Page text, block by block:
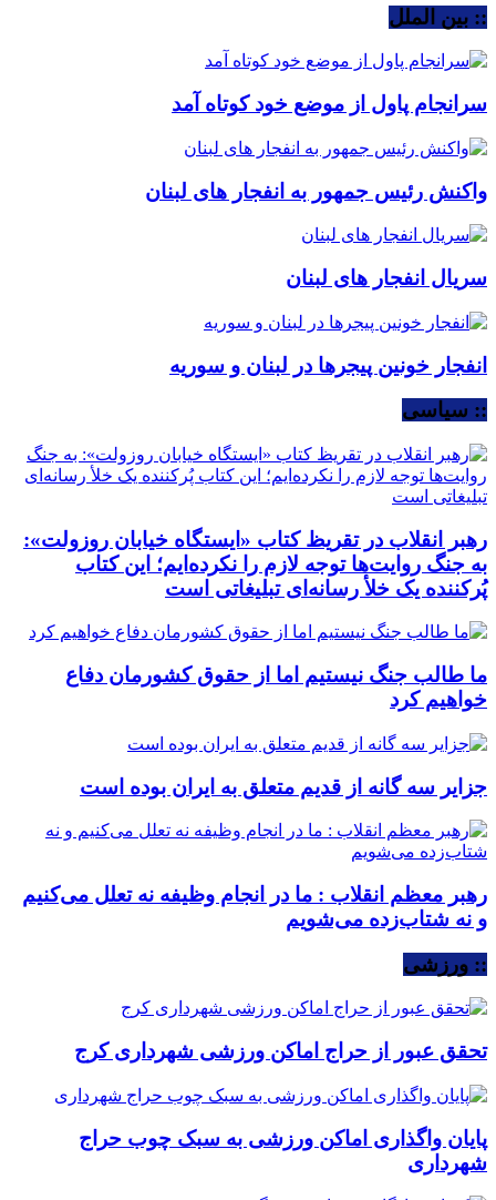
:: بین الملل
سرانجام پاول از موضع خود کوتاه آمد
واکنش رئیس جمهور به انفجار های لبنان
سریال انفجار های لبنان
انفجار خونین پیجرها در لبنان و سوریه
:: سیاسی
رهبر انقلاب در تقریظ کتاب «ایستگاه خیابان روزولت»:
به جنگ روایت‌ها توجه لازم را نکرده‌ایم؛ این کتاب
پُرکننده‌ یک خلأ رسانه‌ای تبلیغاتی است
ما طالب جنگ نیستیم اما از حقوق کشورمان دفاع
خواهیم کرد
جزایر سه گانه از قدیم متعلق به ایران بوده است
رهبر معظم انقلاب : ما در انجام وظیفه نه تعلل می‌کنیم
و نه شتاب‌زده می‌شویم
:: ورزشی
تحقق عبور از حراج اماکن ورزشی شهرداری کرج
پایان واگذاری اماکن ورزشی به سبک چوب حراج
شهرداری